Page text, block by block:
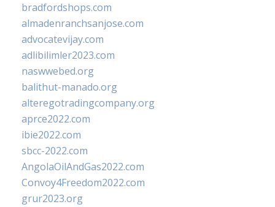
bradfordshops.com
almadenranchsanjose.com
advocatevijay.com
adlibilimler2023.com
naswwebed.org
balithut-manado.org
alteregotradingcompany.org
aprce2022.com
ibie2022.com
sbcc-2022.com
AngolaOilAndGas2022.com
Convoy4Freedom2022.com
grur2023.org